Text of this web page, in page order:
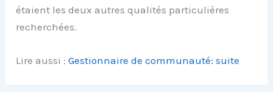
étaient les deux autres qualités particulières
recherchées.
Lire aussi :Gestionnaire de communauté: suite